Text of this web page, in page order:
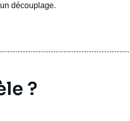
découplage.
?